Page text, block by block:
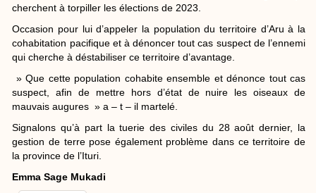
cherchent à torpiller les élections de 2023.
Occasion pour lui d’appeler la population du territoire d’Aru à la
cohabitation pacifique et à dénoncer tout cas suspect de l’ennemi
qui cherche à déstabiliser ce territoire d’avantage.
» Que cette population cohabite ensemble et dénonce tout cas
suspect, afin de mettre hors d’état de nuire les oiseaux de
mauvais augures » a – t – il martelé.
Signalons qu’à part la tuerie des civiles du 28 août dernier, la
gestion de terre pose également problème dans ce territoire de
la province de l’Ituri.
Emma Sage Mukadi